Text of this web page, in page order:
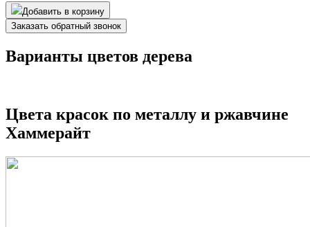
Добавить в корзину
Заказать обратный звонок
Варианты цветов дерева
Цвета красок по металлу и ржавчине
Хаммерайт